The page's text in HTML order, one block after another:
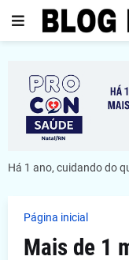
Há 1 ano, cuidando do
Página inicial
Mais de 1